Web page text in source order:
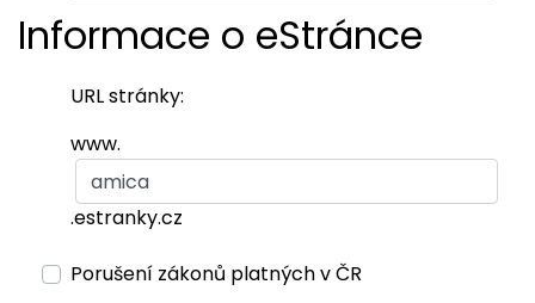
Informace o eStránce
URL stránky:
www.
.estranky.cz
Porušení zákonů platných v ČR